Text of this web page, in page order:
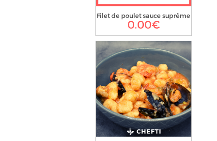
Filet de poulet sauce suprême
0.00€